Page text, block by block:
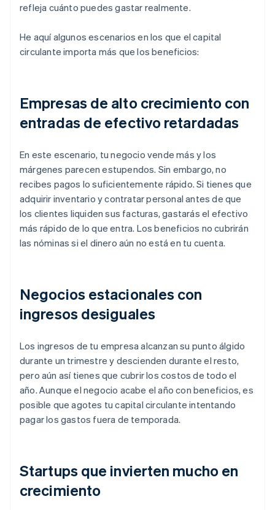
refleja cuánto puedes gastar realmente.
He aquí algunos escenarios en los que el capital
circulante importa más que los beneficios:
Empresas de alto crecimiento con
entradas de efectivo retardadas
En este escenario, tu negocio vende más y los
márgenes parecen estupendos. Sin embargo, no
recibes pagos lo suficientemente rápido. Si tienes que
adquirir inventario y contratar personal antes de que
los clientes liquiden sus facturas, gastarás el efectivo
más rápido de lo que entra. Los beneficios no cubrirán
las nóminas si el dinero aún no está en tu cuenta.
Negocios estacionales con
ingresos desiguales
Los ingresos de tu empresa alcanzan su punto álgido
durante un trimestre y descienden durante el resto,
pero aún así tienes que cubrir los costos de todo el
año. Aunque el negocio acabe el año con beneficios, es
posible que agotes tu capital circulante intentando
pagar los gastos fuera de temporada.
Startups que invierten mucho en
crecimiento